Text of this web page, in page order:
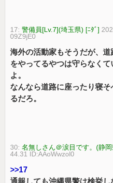
17:警備員[Lv.7](埼玉県) [ﾆﾀﾞ]
09Z9jE0
海外の活動家もそうだが、
をやってるやつは守らなく
よ。
なんなら道路に座ったり寝
るだろ。
30:名無しさん＠涙目です。(静
44.31 ID:AAoWwzol0
>>17
通報しても沖縄県警は検挙し